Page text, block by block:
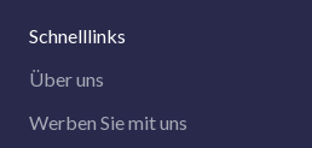
Schnelllinks
Über uns
Werben Sie mit uns